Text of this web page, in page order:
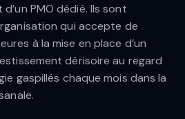
PMO dédié. Ils sont
qui accepte de
à la mise en place d’un
dérisoire au regard
gaspillés chaque mois dans la